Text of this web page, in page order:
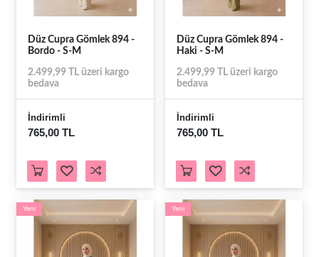
Düz Cupra Gömlek 894 -
Bordo - S-M
2.499,99 TL üzeri kargo
bedava
İndirimli
765,00 TL
Düz Cupra Gömlek 894 -
Haki - S-M
2.499,99 TL üzeri kargo
bedava
İndirimli
765,00 TL
Yeni Yeni